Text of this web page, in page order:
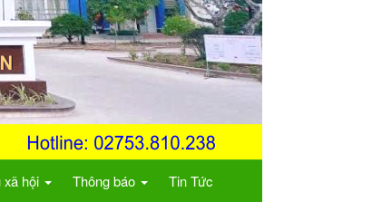
xã hội Thông báo Tin Tức